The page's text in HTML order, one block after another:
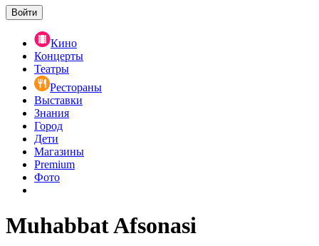
Войти
Кино
Концерты
Театры
Рестораны
Выставки
Знания
Город
Дети
Магазины
Premium
Фото
Muhabbat Afsonasi